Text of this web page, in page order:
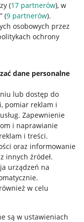
(17 partnerów), w
(9 partnerów).
osobowych przez
ochrony
dane personalne
lub dostęp do
pomiar reklam i
. Zapewnienie
i naprawianie
i treści.
oraz informowanie
innych źródeł.
urządzeń na
.
w celu
są w ustawieniach